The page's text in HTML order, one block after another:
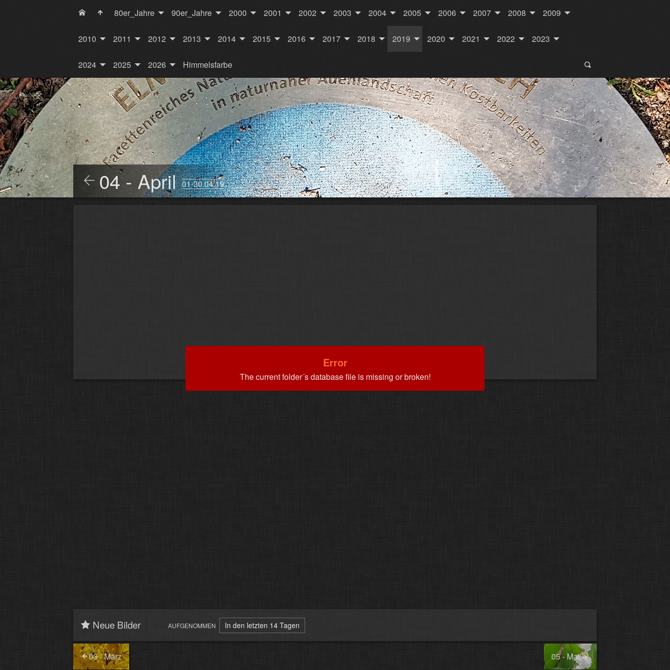
80er_Jahre 90er_Jahre 2000 2001 2002 2003 2004 2005 2006 2007 2008 2009
2010 2011 2012 2013 2014 2015 2016 2017 2018 2019 2020 2021 2022 2023
2024 2025 2026 Himmelsfarbe
04 - April01-30.04.19
Neue Bilder AUFGENOMMEN In den letzten 14 Tagen
03 - März 05 - Mai
Error
The current folder´s database file is missing or broken!